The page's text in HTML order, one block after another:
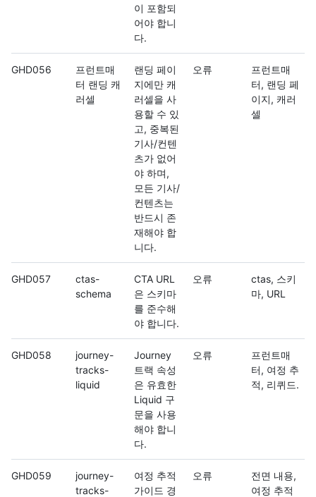
이 포함되
어야 합니
다.
GHD056
프런트매
터 랜딩 캐
러셀
랜딩 페이
지에만 캐
러셀을 사
용할 수 있
고, 중복된
기사/컨텐
츠가 없어
야 하며,
모든 기사/
컨텐츠는
반드시 존
재해야 합
니다.
오류
프런트매
터, 랜딩 페
이지, 캐러
셀
GHD057
ctas-
schema
CTA URL
은 스키마
를 준수해
야 합니다.
오류
ctas, 스키
마, URL
GHD058
journey-
tracks-
liquid
Journey
트랙 속성
은 유효한
Liquid 구
문을 사용
해야 합니
다.
오류
프런트매
터, 여정 추
적, 리퀴드.
GHD059
journey-
tracks-
여정 추적
가이드 경
오류
전면 내용,
여정 추적